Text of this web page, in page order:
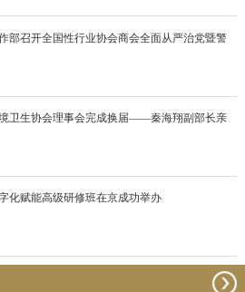
部召开全国性行业协会商会全面从严治党暨警
卫生协会理事会完成换届——秦海翔副部长亲
化赋能高级研修班在京成功举办